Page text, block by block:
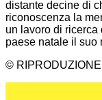
distante decine di
riconoscenza la
un lavoro di ricerca
paese natale il suo
©